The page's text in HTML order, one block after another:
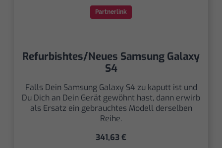
Partnerlink
Refurbishtes/Neues Samsung Galaxy
S4
Falls Dein Samsung Galaxy S4 zu kaputt ist und
Du Dich an Dein Gerät gewöhnt hast, dann erwirb
als Ersatz ein gebrauchtes Modell derselben
Reihe.
341,63 €